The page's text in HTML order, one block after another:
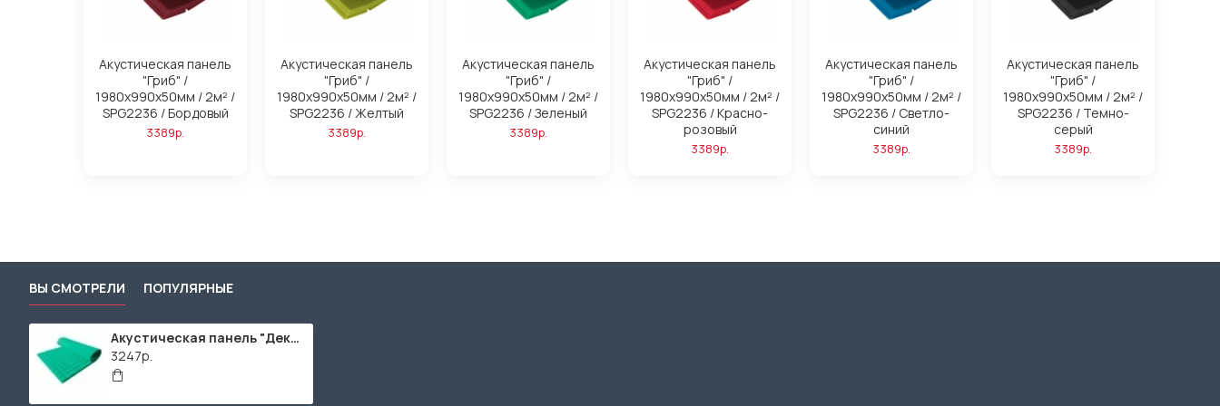
Акустическая панель
"Гриб" /
1980х990х50мм / 2м² /
SPG2236 / Бордовый
3389р.
Акустическая панель
"Гриб" /
1980х990х50мм / 2м² /
SPG2236 / Желтый
3389р.
Акустическая панель
"Гриб" /
1980х990х50мм / 2м² /
SPG2236 / Зеленый
3389р.
Акустическая панель
"Гриб" /
1980х990х50мм / 2м² /
SPG2236 / Красно-
розовый
3389р.
Акустическая панель
"Гриб" /
1980х990х50мм / 2м² /
SPG2236 / Светло-
синий
3389р.
Акустическая панель
"Гриб" /
1980х990х50мм / 2м² /
SPG2236 / Темно-
серый
3389р.
ВЫ СМОТРЕЛИ ПОПУЛЯРНЫЕ
Акустическая панель "Декор" / 1990х990х50мм / 2м² / SPG2236 / Зеленый
3247р.